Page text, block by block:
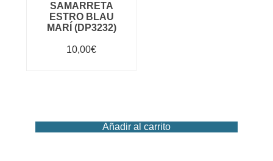
Añadir al carrito
Añadir al carrito
Añadir al carrito
SAMARRETA
ESTRO BLAU
MARÍ (DP3232)
10,00€
Añadir al carrito